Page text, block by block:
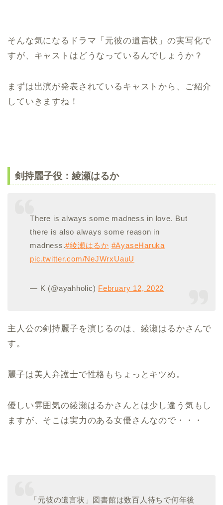
そんな気になるドラマ「元彼の遺言状」の実写化で
すが、キャストはどうなっているんでしょうか？
まずは出演が発表されているキャストから、ご紹介
していきますね！
剣持麗子役：綾瀬はるか
There is always some madness in love. But
there is also always some reason in
madness.#綾瀬はるか #AyaseHaruka
pic.twitter.com/NeJWrxUauU
— K (@ayahholic) February 12, 2022
主人公の剣持麗子を演じるのは、綾瀬はるかさんで
す。
麗子は美人弁護士で性格もちょっとキツめ。
優しい雰囲気の綾瀬はるかさんとは少し違う気もし
ますが、そこは実力のある女優さんなので・・・
「元彼の遺言状」図書館は数百人待ちで何年後